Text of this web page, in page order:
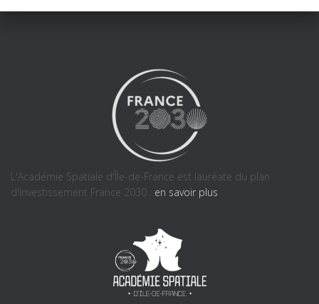
L'Académie Spatiale d'Île-de-France est lauréate du plan
d'investissement France 2030 : en savoir plus